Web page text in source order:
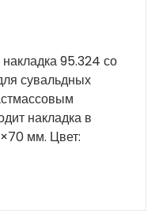
95.324 со
сувальдных
накладка в
мм. Цвет: